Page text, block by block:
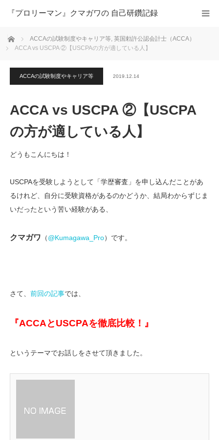
『プロリーマン』クマガワの 自己研鑽記録
ホーム ACCAの試験制度やキャリア等, 英国勅許公認会計士（ACCA）
ACCA vs USCPA ②【USCPAの方が適している人】
ACCAの試験制度やキャリア等 2019.12.14
ACCA vs USCPA ②【USCPA
の方が適している人】
どうもこんにちは！
USCPAを受験しようとして「学歴審査」を申し込んだことがあ
るけれど、自分に受験資格があるのかどうか、結局わからずじま
いだったという苦い経験がある、
クマガワ （@Kumagawa_Pro）です。
さて、 前回の記事では、
『ACCAとUSCPAを徹底比較！』
というテーマでお話しをさせて頂きました。